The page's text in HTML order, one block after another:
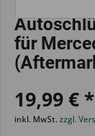
für
19,99 € *
inkl. MwSt.zzgl.